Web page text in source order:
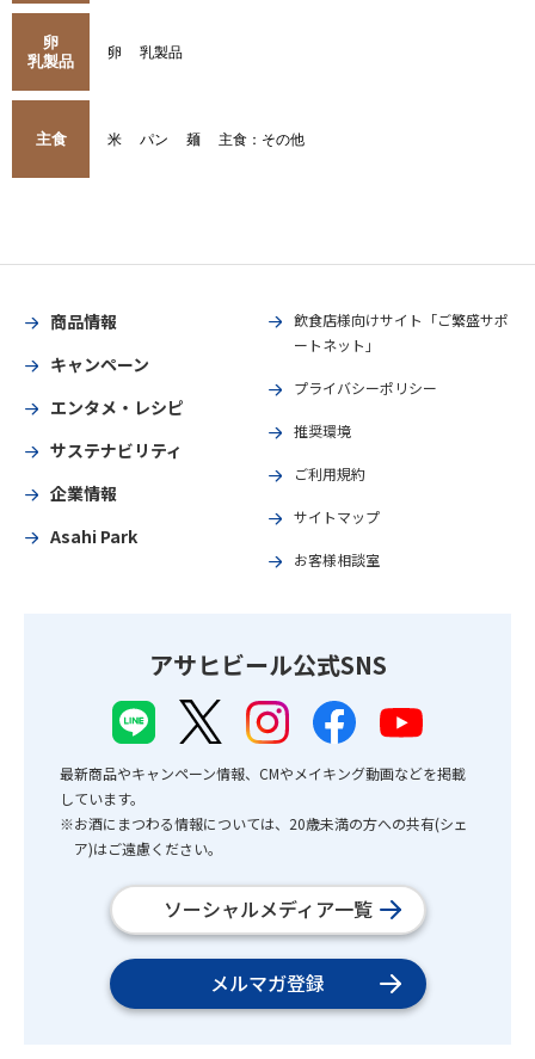
卵
乳製品
卵 乳製品
主食 米 パン 麺 主食：その他
商品情報
キャンペーン
エンタメ・レシピ
サステナビリティ
企業情報
Asahi Park
飲食店様向けサイト「ご繁盛サポ
ートネット」
プライバシーポリシー
推奨環境
ご利用規約
サイトマップ
お客様相談室
アサヒビール公式SNS
最新商品やキャンペーン情報、CMやメイキング動画などを掲載
しています。
※お酒にまつわる情報については、20歳未満の方への共有(シェ
ア)はご遠慮ください。
ソーシャルメディア一覧
メルマガ登録